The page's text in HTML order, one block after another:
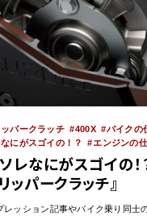
パークラッチ 400X バイクの
にがスゴイの！？
エンジンの
レなにがスゴイの
ッパークラッチ』
レッション記事やバイク乗り同士